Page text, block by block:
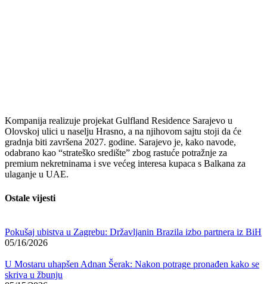
Kompanija realizuje projekat Gulfland Residence Sarajevo u
Olovskoj ulici u naselju Hrasno, a na njihovom sajtu stoji da će
gradnja biti završena 2027. godine. Sarajevo je, kako navode,
odabrano kao “strateško središte” zbog rastuće potražnje za
premium nekretninama i sve većeg interesa kupaca s Balkana za
ulaganje u UAE.
Ostale vijesti
Pokušaj ubistva u Zagrebu: Državljanin Brazila izbo partnera iz BiH
05/16/2026
U Mostaru uhapšen Adnan Šerak: Nakon potrage pronađen kako se
skriva u žbunju